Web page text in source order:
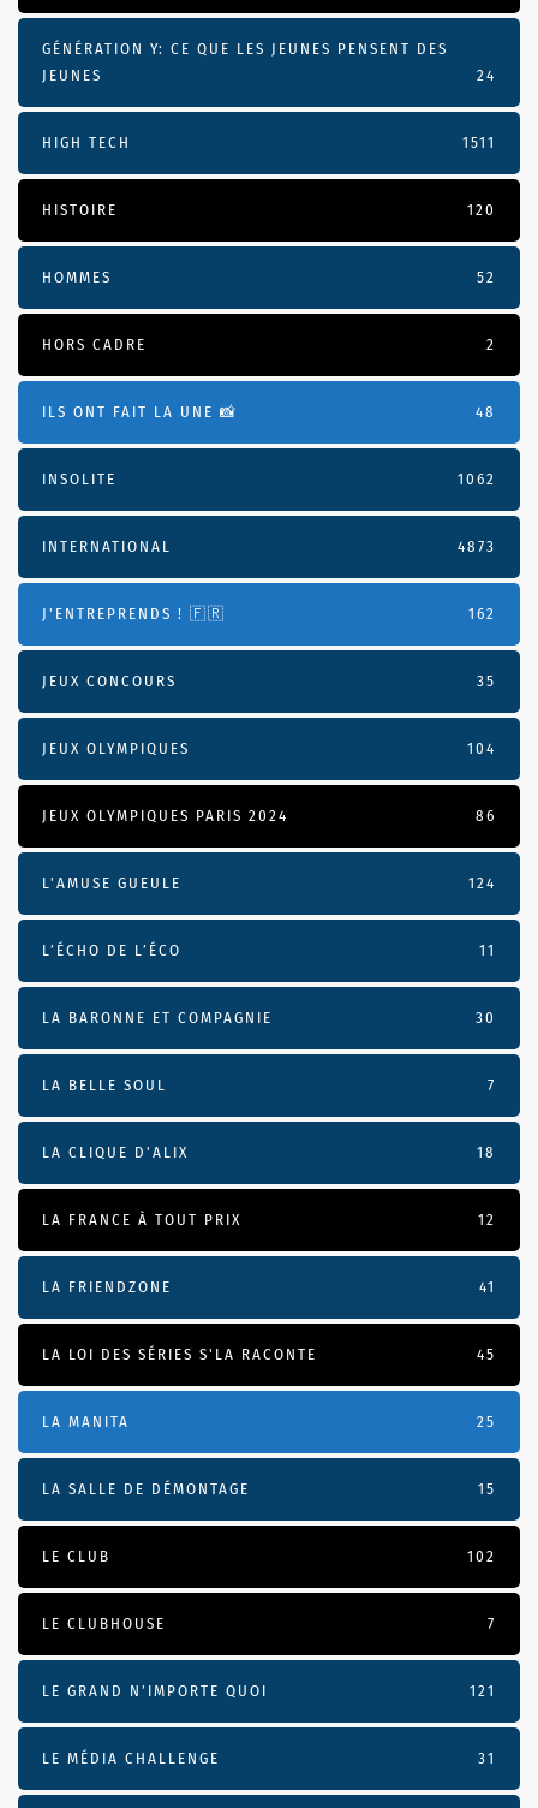
GÉNÉRATION Y: CE QUE LES JEUNES PENSENT DES
JEUNES
24
HIGH TECH 1511
HISTOIRE 120
HOMMES 52
HORS CADRE 2
ILS ONT FAIT LA UNE 📸 48
INSOLITE 1062
INTERNATIONAL 4873
J'ENTREPRENDS ! 🇫🇷 162
JEUX CONCOURS 35
JEUX OLYMPIQUES 104
JEUX OLYMPIQUES PARIS 2024 86
L'AMUSE GUEULE 124
L’ÉCHO DE L’ÉCO 11
LA BARONNE ET COMPAGNIE 30
LA BELLE SOUL 7
LA CLIQUE D'ALIX 18
LA FRANCE À TOUT PRIX 12
LA FRIENDZONE 41
LA LOI DES SÉRIES S'LA RACONTE 45
LA MANITA 25
LA SALLE DE DÉMONTAGE 15
LE CLUB 102
LE CLUBHOUSE 7
LE GRAND N’IMPORTE QUOI 121
LE MÉDIA CHALLENGE 31